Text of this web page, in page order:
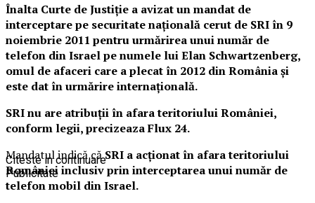
Înalta Curte de Justiție a avizat un mandat de
interceptare pe securitate națională cerut de SRI în 9
noiembrie 2011 pentru urmărirea unui număr de
telefon din Israel pe numele lui Elan Schwartzenberg,
omul de afaceri care a plecat în 2012 din România și
este dat în urmărire internațională.
SRI nu are atribuții în afara teritoriuluiRomâniei,
conform legii, precizeaza Flux 24.
Mandatul indică căSRI a acționat în afara teritoriului
României inclusiv prin interceptarea unui număr de
telefon mobil din Israel.
Citeste in continuare
Publicitate